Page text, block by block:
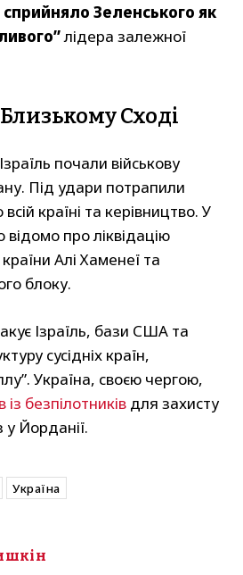
Зеленського як
лідера залежної
Близькому Сході
почали військову
Під удари потрапили
всій країні та керівництво. У
про ліквідацію
Алі Хаменеї та
блоку.
Ізраїль, бази США та
сусідніх країн,
Україна, своєю чергою,
безпілотників для захисту
Йорданії.
Україна